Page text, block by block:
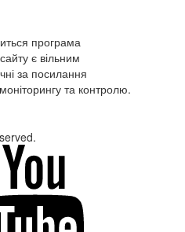
програма
є вільним
за посилання
та контролю.